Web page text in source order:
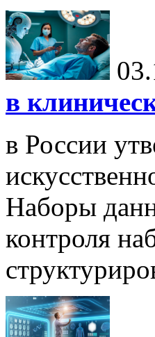
в
в России
Наборы
контроля